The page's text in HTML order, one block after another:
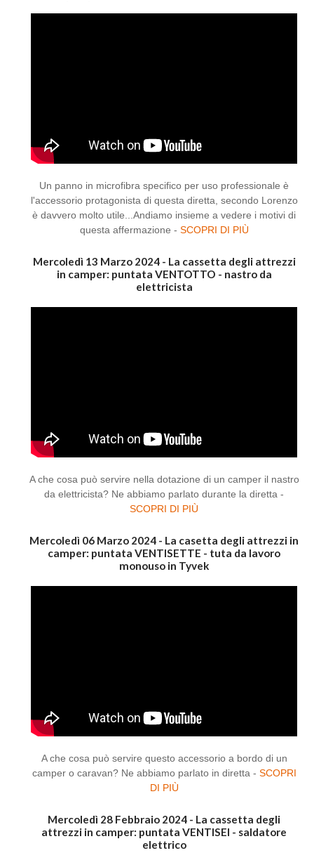
Un panno in microfibra specifico per uso professionale è
l'accessorio protagonista di questa diretta, secondo Lorenzo
è davvero molto utile...Andiamo insieme a vedere i motivi di
questa affermazione - SCOPRI DI PIÙ
Mercoledì 13 Marzo 2024 - La cassetta degli attrezzi
in camper: puntata VENTOTTO - nastro da
elettricista
A che cosa può servire nella dotazione di un camper il nastro
da elettricista? Ne abbiamo parlato durante la diretta -
SCOPRI DI PIÙ
Mercoledì 06 Marzo 2024 - La casetta degli attrezzi in
camper: puntata VENTISETTE - tuta da lavoro
monouso in Tyvek
A che cosa può servire questo accessorio a bordo di un
camper o caravan? Ne abbiamo parlato in diretta - SCOPRI
DI PIÙ
Mercoledì 28 Febbraio 2024 - La cassetta degli
attrezzi in camper: puntata VENTISEI - saldatore
elettrico